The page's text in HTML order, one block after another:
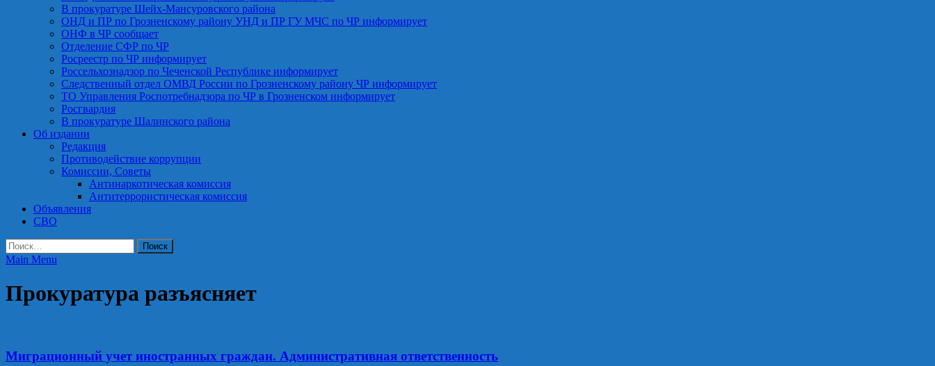
В прокуратуре Шейх-Мансуровского района
ОНД и ПР по Грозненскому району УНД и ПР ГУ МЧС по ЧР информирует
ОНФ в ЧР сообщает
Отделение СФР по ЧР
Росреестр по ЧР информирует
Россельхознадзор по Чеченской Республике информирует
Следственный отдел ОМВД России по Грозненскому району ЧР информирует
ТО Управления Роспотребнадзора по ЧР в Грозненском информирует
Росгвардия
В прокуратуре Шалинского района
Об издании
Редакция
Противодействие коррупции
Комиссии, Советы
Антинаркотическая комиссия
Антитеррористическая комиссия
Объявления
СВО
Найти:
Main Menu
Прокуратура разъясняет
Миграционный учет иностранных граждан. Административная ответственность